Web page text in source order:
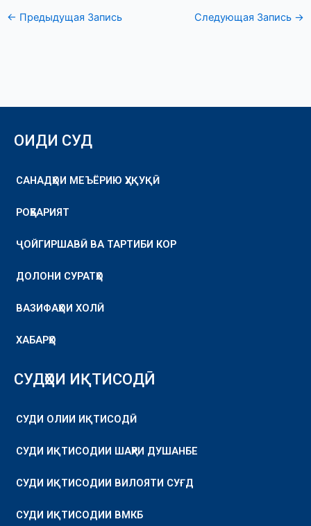
← Предыдущая Запись Следующая Запись →
ОИДИ СУД
САНАДҲОИ МЕЪЁРИЮ ҲУҚУҚӢ
РОҲБАРИЯТ
ҶОЙГИРШАВӢ ВА ТАРТИБИ КОР
ДОЛОНИ СУРАТҲО
ВАЗИФАҲОИ ХОЛӢ
ХАБАРҲО
СУДҲОИ ИҚТИСОДӢ
СУДИ ОЛИИ ИҚТИСОДӢ
СУДИ ИҚТИСОДИИ ШАҲРИ ДУШАНБЕ
СУДИ ИҚТИСОДИИ ВИЛОЯТИ СУҒД
СУДИ ИҚТИСОДИИ ВМКБ